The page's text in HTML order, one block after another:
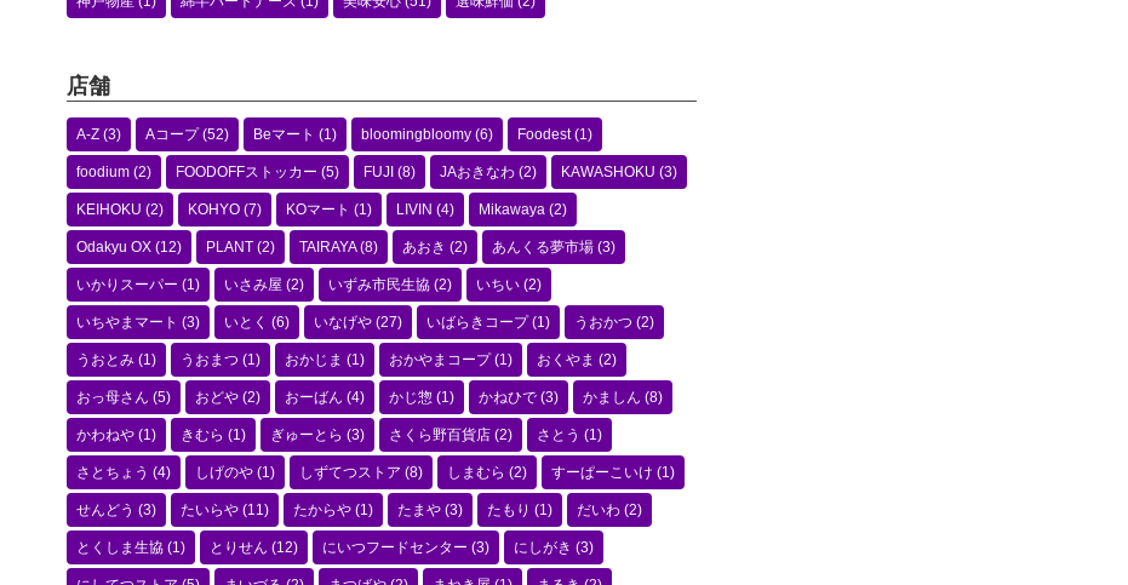
店舗
A-Z (3) Aコープ(52) Beマート (1) bloomingbloomy (6) Foodest(1)
foodium (2) FOODOFFストッカー (5) FUJI (8) JAおきなわ (2) KAWASHOKU (3)
KEIHOKU (2) KOHYO (7) KOマート (1) LIVIN (4) Mikawaya (2)
Odakyu OX (12) PLANT (2) TAIRAYA(8) あおき (2) あんくる夢市場 (3)
いかりスーパー (1) いさみ屋 (2) いずみ市民生協 (2) いちい (2)
いちやまマート (3) いとく (6) いなげや (27) いばらきコープ(1) うおかつ (2)
うおとみ (1) うおまつ (1) おかじま (1) おかやまコープ(1) おくやま (2)
おっ母さん (5) おどや (2) おーばん (4) かじ惣 (1) かねひで (3) かましん (8)
かわねや (1) きむら (1) ぎゅーとら (3) さくら野百貨店 (2) さとう (1)
さとちょう (4) しげのや (1) しずてつストア (8) しまむら (2) すーぱーこいけ (1)
せんどう (3) たいらや (11) たからや (1) たまや (3) たもり (1) だいわ (2)
とくしま生協 (1) とりせん (12) にいつフードセンター (3) にしがき (3)